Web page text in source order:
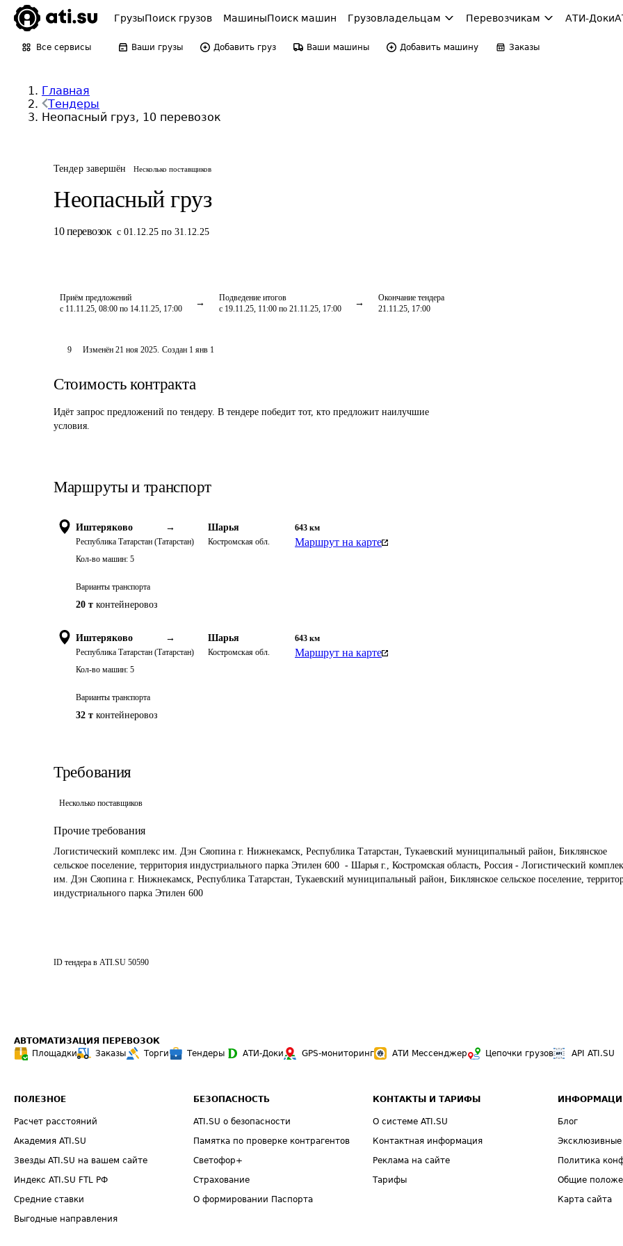
ГрузыПоиск грузов МашиныПоиск машин Грузовладельцам Перевозчикам АТИ-Доки
Все сервисы Ваши грузы Добавить груз Ваши машины Добавить машину Заказы
Главная
Тендеры
Неопасный груз, 10 перевозок
Тендер завершён Несколько поставщиков
Неопасный груз
10 перевозок с 01.12.25 по 31.12.25
Приём предложений
с 11.11.25, 08:00 по 14.11.25, 17:00
Подведение итогов
с 19.11.25, 11:00 по 21.11.25, 17:00
Окончание тендера
21.11.25, 17:00
9 Изменён 21 ноя 2025. Создан 1 янв 1
Стоимость контракта
Идёт запрос предложений по тендеру. В тендере победит тот, кто предложит наилучшие
условия.
Маршруты и транспорт
Иштеряково →
Республика Татарстан (Татарстан)
Шарья
Костромская обл.
643 км
Маршрут на карте
Кол-во машин: 5
Варианты транспорта
20 т контейнеровоз
Иштеряково →
Республика Татарстан (Татарстан)
Шарья
Костромская обл.
643 км
Маршрут на карте
Кол-во машин: 5
Варианты транспорта
32 т контейнеровоз
Требования
Несколько поставщиков
Прочие требования
Логистический комплекс им. Дэн Сяопина г. Нижнекамск, Республика Татарстан, Тукаевский муниципальный район, Биклянское
сельское поселение, территория индустриального парка Этилен 600  - Шарья г., Костромская область, Россия - Логистический
им. Дэн Сяопина г. Нижнекамск, Республика Татарстан, Тукаевский муниципальный район, Биклянское сельское поселение,
индустриального парка Этилен 600
ID тендера в ATI.SU 50590
АВТОМАТИЗАЦИЯ ПЕРЕВОЗОК
Площадки
Заказы Торги Тендеры АТИ-Доки GPS-мониторинг АТИ Мессенджер Цепочки грузов API ATI.SU
ПОЛЕЗНОЕ
Расчет расстояний
Академия ATI.SU
Звезды ATI.SU на вашем сайте
Индекс ATI.SU FTL РФ
Средние ставки
Выгодные направления
БЕЗОПАСНОСТЬ
ATI.SU о безопасности
Памятка по проверке контрагентов
Светофор+
Страхование
О формировании Паспорта
КОНТАКТЫ И ТАРИФЫ
О системе ATI.SU
Контактная информация
Реклама на сайте
Тарифы
Блог
Политика
Общие
Карта сайта